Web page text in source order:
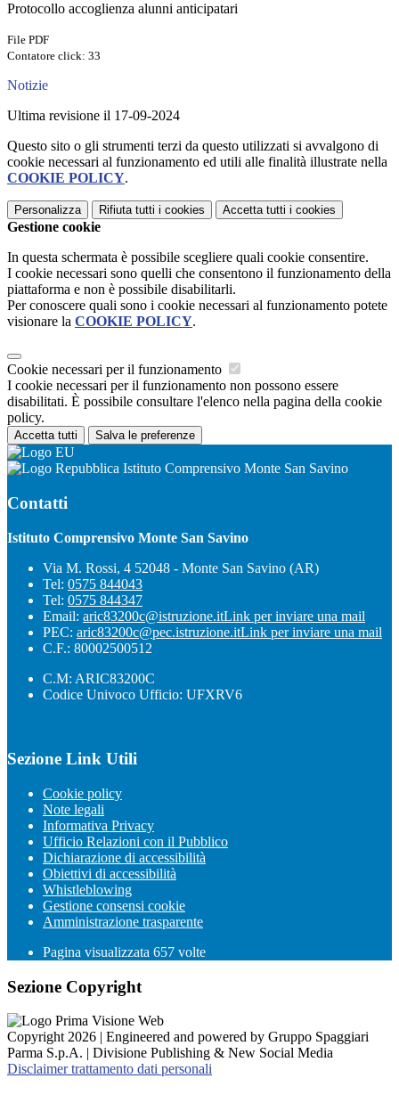
Protocollo accoglienza alunni anticipatari
File PDF
Contatore click: 33
Notizie
Ultima revisione il 17-09-2024
Questo sito o gli strumenti terzi da questo utilizzati si avvalgono di
cookie necessari al funzionamento ed utili alle finalità illustrate nella
COOKIE POLICY.
Personalizza Rifiuta tutti i cookies Accetta tutti i cookies
Gestione cookie
In questa schermata è possibile scegliere quali cookie consentire.
I cookie necessari sono quelli che consentono il funzionamento della
piattaforma e non è possibile disabilitarli.
Per conoscere quali sono i cookie necessari al funzionamento potete
visionare la COOKIE POLICY.
Cookie necessari per il funzionamento
I cookie necessari per il funzionamento non possono essere
disabilitati. È possibile consultare l'elenco nella pagina della cookie
policy.
Accetta tutti Salva le preferenze
Istituto Comprensivo Monte San Savino
Contatti
Istituto Comprensivo Monte San Savino
Via M. Rossi, 4 52048 - Monte San Savino (AR)
Tel: 0575 844043
Tel: 0575 844347
Email: aric83200c@istruzione.itLink per inviare una mail
PEC: aric83200c@pec.istruzione.itLink per inviare una mail
C.F.: 80002500512
C.M: ARIC83200C
Codice Univoco Ufficio: UFXRV6
Sezione Link Utili
Cookie policy
Note legali
Informativa Privacy
Ufficio Relazioni con il Pubblico
Dichiarazione di accessibilità
Obiettivi di accessibilità
Whistleblowing
Gestione consensi cookie
Amministrazione trasparente
Pagina visualizzata 657 volte
Sezione Copyright
Copyright 2026 | Engineered and powered by Gruppo Spaggiari
Parma S.p.A. | Divisione Publishing & New Social Media
Disclaimer trattamento dati personali